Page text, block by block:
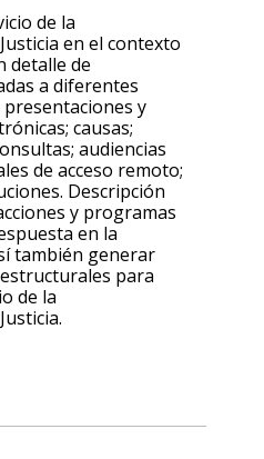
de la
en el contexto
detalle de
a diferentes
y
causas;
audiencias
de acceso remoto;
Descripción
y programas
en la
también generar
para
de la